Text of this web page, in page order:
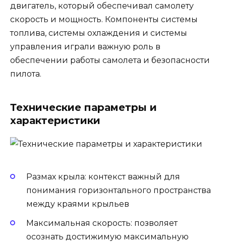
двигатель, который обеспечивал самолету
скорость и мощность. Компоненты системы
топлива, системы охлаждения и системы
управления играли важную роль в
обеспечении работы самолета и безопасности
пилота.
Технические параметры и
характеристики
Размах крыла: контекст важный для
понимания горизонтального пространства
между краями крыльев
Максимальная скорость: позволяет
осознать достижимую максимальную